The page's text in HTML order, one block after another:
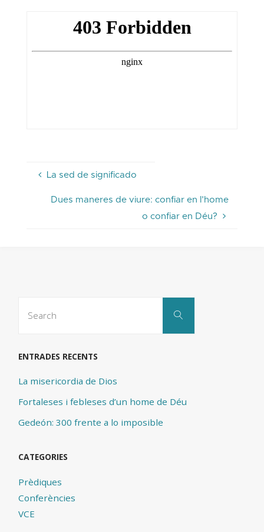
La sed de significado
Dues maneres de viure: confiar en l’home
o confiar en Déu?
Search
ENTRADES RECENTS
La misericordia de Dios
Fortaleses i febleses d’un home de Déu
Gedeón: 300 frente a lo imposible
CATEGORIES
Prèdiques
Conferències
VCE